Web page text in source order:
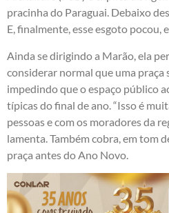
pracinha do Paraguai. Debaixo
E, finalmente, esse esgoto pocou,
Ainda se dirigindo a Marão, ela
considerar normal que uma praça
impedindo que o espaço público
típicas do final de ano. “Isso é
pessoas e com os moradores da
lamenta. Também cobra, em tom
praça antes do Ano Novo.